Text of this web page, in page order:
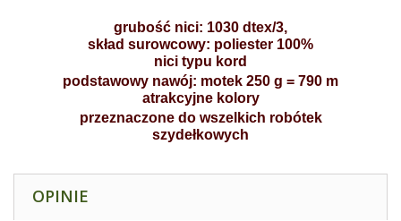
grubość nici: 1030 dtex/3,
skład surowcowy: poliester 100%
nici typu kord
podstawowy nawój: motek 250 g = 790 m
atrakcyjne kolory
przeznaczone do wszelkich robótek
szydełkowych
OPINIE